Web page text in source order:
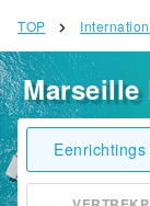
TOP
Marseille
Eenrichtings